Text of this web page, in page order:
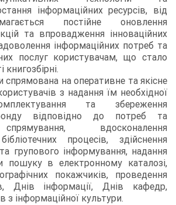
інформаційних ресурсів, від
постійне оновлення
та впровадження інноваційних
інформаційних потреб та
послуг користувачам, що стало
спрямована на оперативне та якісне
з надання їм необхідної
та збереження
фонду відповідно до потреб та
вдосконалення
процесів, здійснення
групового інформування, надання
пошуку в електронному каталозі,
покажчиків, проведення
Днів інформації, Днів кафедр,
з інформаційної культури.